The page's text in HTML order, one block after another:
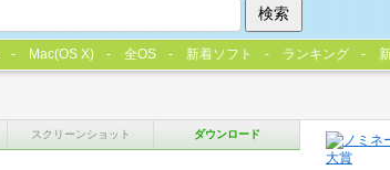
スクリーンショット ダウンロード
Mac(OS X) 全OS 新着ソフト ランキング